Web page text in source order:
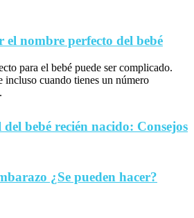
el nombre perfecto del bebé
para el bebé puede ser complicado.
incluso cuando tienes un número
bebé recién nacido: Consejos
¿Se pueden hacer?